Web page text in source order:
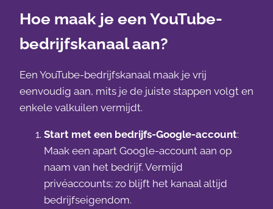
Hoe maak je een YouTube-
bedrijfskanaal aan?
Een YouTube-bedrijfskanaal maak je vrij
eenvoudig aan, mits je de juiste stappen volgt en
enkele valkuilen vermijdt.
Start met een bedrijfs-Google-account:
Maak een apart Google-account aan op
naam van het bedrijf. Vermijd
privéaccounts; zo blijft het kanaal altijd
bedrijfseigendom.